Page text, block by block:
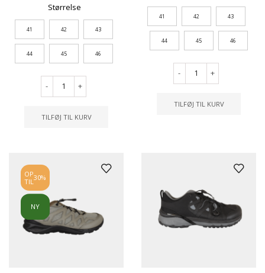
Størrelse
41 42 43
44 45 46
- +
TILFØJ TIL KURV
41 42 43
44 45 46
- +
TILFØJ TIL KURV
OP
TIL 30%
NY